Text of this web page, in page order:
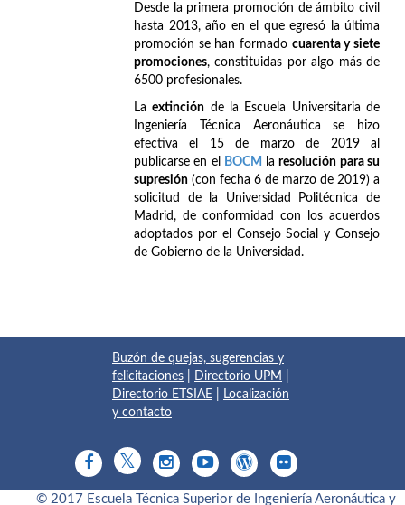
Desde la primera promoción de ámbito civil
hasta 2013, año en el que egresó la última
promoción se han formado cuarenta y siete
promociones, constituidas por algo más de
6500 profesionales.
Laextinción de la Escuela Universitaria de
Ingeniería Técnica Aeronáutica se hizo
efectiva el 15 de marzo de 2019 al
publicarse en el
BOCM laresolución para su
supresión (con fecha 6 de marzo de 2019) a
solicitud de la Universidad Politécnica de
Madrid, de conformidad con los acuerdos
adoptados por el Consejo Social y Consejo
de Gobierno de la Universidad.
Buzón de quejas, sugerencias y
felicitaciones
Directorio UPM
Directorio ETSIAE
Localización
y contacto
© 2017 Escuela Técnica Superior de Ingeniería Aeronáutica y